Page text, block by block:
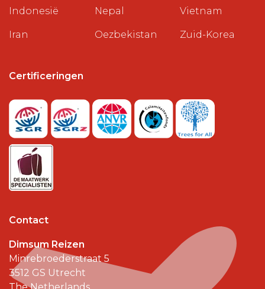
Indonesië
Iran
Nepal
Oezbekistan
Vietnam
Zuid-Korea
Certificeringen
Contact
Dimsum Reizen
Minrebroederstraat 5
3512 GS Utrecht